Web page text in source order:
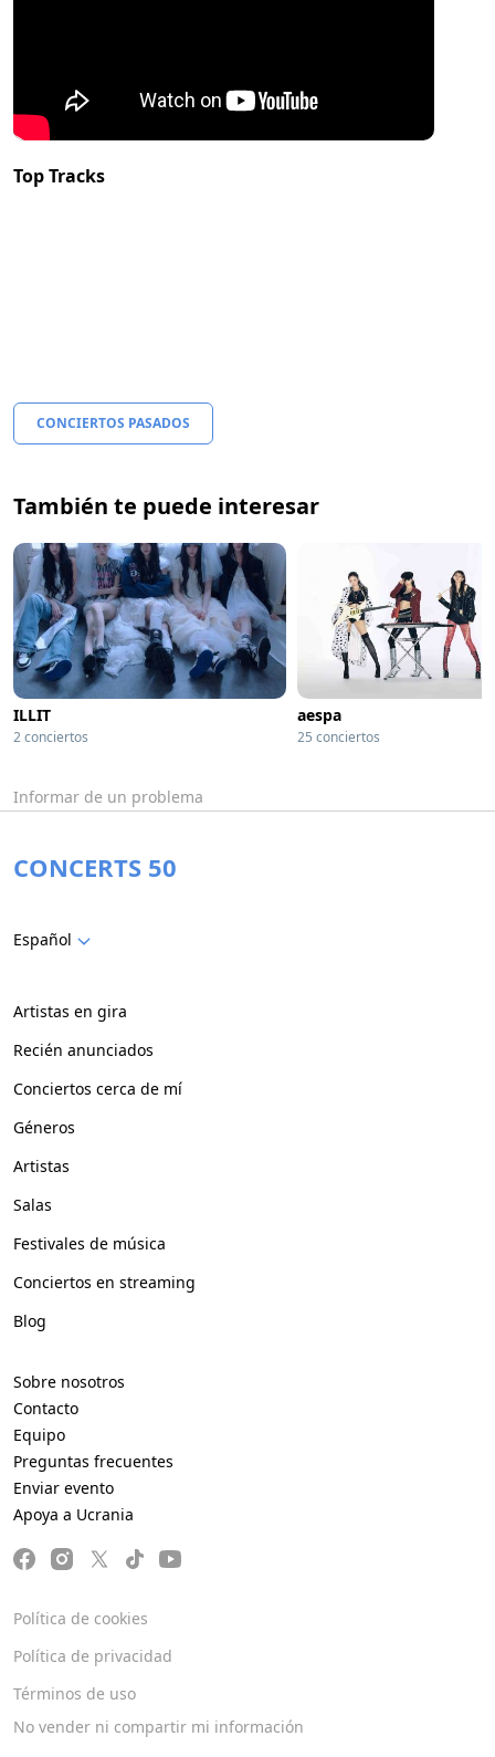
Top Tracks
CONCIERTOS PASADOS
También te puede interesar
ILLIT
2 conciertos
aespa
25 conciertos
Informar de un problema
CONCERTS 50
Español
Artistas en gira
Recién anunciados
Conciertos cerca de mí
Géneros
Artistas
Salas
Festivales de música
Conciertos en streaming
Blog
Sobre nosotros
Contacto
Equipo
Preguntas frecuentes
Enviar evento
Apoya a Ucrania
Política de cookies
Política de privacidad
Términos de uso
No vender ni compartir mi información